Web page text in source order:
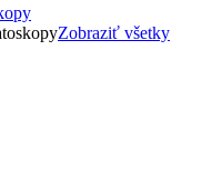
Zobraziť všetky